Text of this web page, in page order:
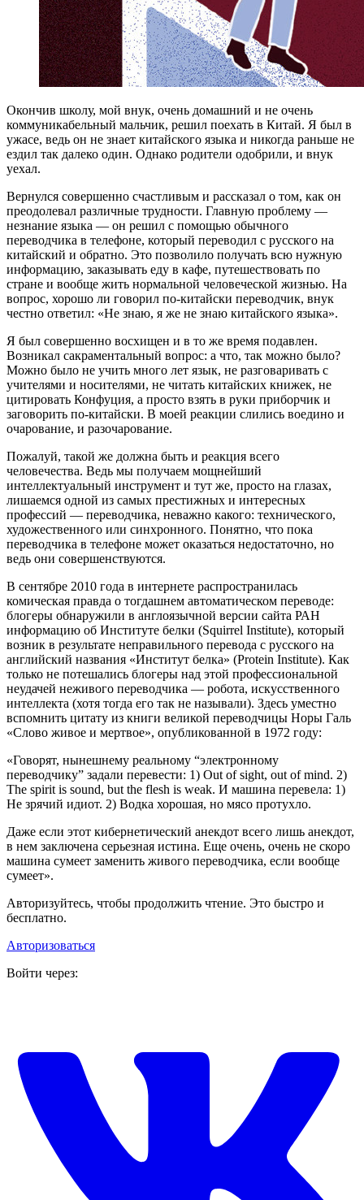
Окончив школу, мой внук, очень домашний и не очень
коммуникабельный мальчик, решил поехать в Китай. Я был в
ужасе, ведь он не знает китайского языка и никогда раньше не
ездил так далеко один. Однако родители одобрили, и внук
уехал.
Вернулся совершенно счастливым и рассказал о том, как он
преодолевал различные трудности. Главную проблему —
незнание языка — он решил с помощью обычного
переводчика в телефоне, который переводил с русского на
китайский и обратно. Это позволило получать всю нужную
информацию, заказывать еду в кафе, путешествовать по
стране и вообще жить нормальной человеческой жизнью. На
вопрос, хорошо ли говорил по-китайски переводчик, внук
честно ответил: «Не знаю, я же не знаю китайского языка».
Я был совершенно восхищен и в то же время подавлен.
Возникал сакраментальный вопрос: а что, так можно было?
Можно было не учить много лет язык, не разговаривать с
учителями и носителями, не читать китайских книжек, не
цитировать Конфуция, а просто взять в руки приборчик и
заговорить по-китайски. В моей реакции слились воедино и
очарование, и разочарование.
Пожалуй, такой же должна быть и реакция всего
человечества. Ведь мы получаем мощнейший
интеллектуальный инструмент и тут же, просто на глазах,
лишаемся одной из самых престижных и интересных
профессий — переводчика, неважно какого: технического,
художественного или синхронного. Понятно, что пока
переводчика в телефоне может оказаться недостаточно, но
ведь они совершенствуются.
В сентябре 2010 года в интернете распространилась
комическая правда о тогдашнем автоматическом переводе:
блогеры обнаружили в англоязычной версии сайта РАН
информацию об Институте белки (Squirrel Institute), который
возник в результате неправильного перевода с русского на
английский названия «Институт белка» (Protein Institute). Как
только не потешались блогеры над этой профессиональной
неудачей неживого переводчика — робота, искусственного
интеллекта (хотя тогда его так не называли). Здесь уместно
вспомнить цитату из книги великой переводчицы Норы Галь
«Слово живое и мертвое», опубликованной в 1972 году:
«Говорят, нынешнему реальному “электронному
переводчику” задали перевести: 1) Out of sight, out of mind. 2)
The spirit is sound, but the flesh is weak. И машина перевела: 1)
Не зрячий идиот. 2) Водка хорошая, но мясо протухло.
Даже если этот кибернетический анекдот всего лишь анекдот,
в нем заключена серьезная истина. Еще очень, очень не скоро
машина сумеет заменить живого переводчика, если вообще
сумеет».
Авторизуйтесь, чтобы продолжить чтение. Это быстро и
бесплатно.
Авторизоваться
Войти через: